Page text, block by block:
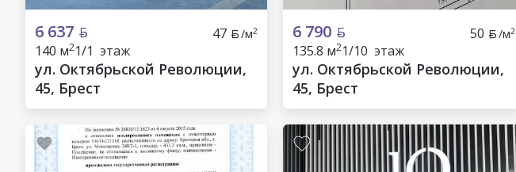
6 637 47 /м2
140 м21/1 этаж
ул. Октябрьской Революции,
45, Брест
6 790 50 /м2
135.8 м21/10 этаж
ул. Октябрьской Революции,
45, Брест